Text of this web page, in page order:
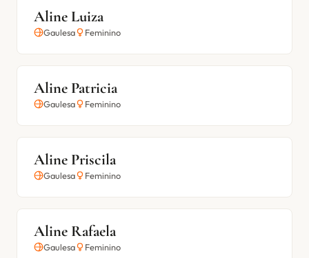
Aline Luiza
Gaulesa Feminino
Aline Patricia
Gaulesa Feminino
Aline Priscila
Gaulesa Feminino
Aline Rafaela
Gaulesa Feminino